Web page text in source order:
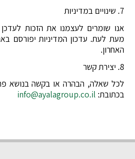
7. שינויים במדיניות
אנו שומרים לעצמנו את הזכות
מעת לעת. עדכון המדיניות יפורסם
האחרון.
8. יצירת קשר
לכל שאלה, הבהרה או בקשה בנושא
בכתובת: info@ayalagroup.co.il